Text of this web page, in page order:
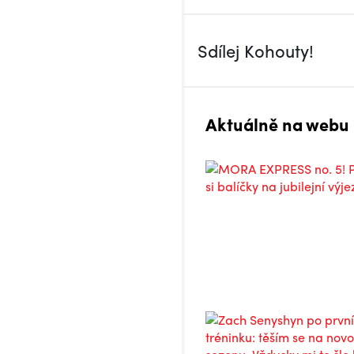
Sdílej Kohouty!
Aktuálně na webu